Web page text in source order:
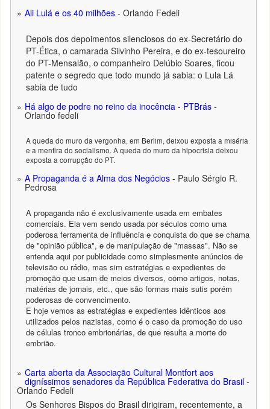
Ali Lulá e os 40 milhões - Orlando Fedeli
Depois dos depoimentos silenciosos do ex-Secretário do
PT-Ética, o camarada Silvinho Pereira, e do ex-tesoureiro
do PT-Mensalão, o companheiro Delúbio Soares, ficou
patente o segredo que todo mundo já sabia: o Lula Lá
sabia de tudo
Há algo de podre no reino da inocência - PTBrás -
Orlando fedeli
A queda do muro da vergonha, em Berlim, deixou exposta a miséria
e a mentira do socialismo. A queda do muro da hipocrisia deixou
exposta a corrupção do PT.
A Propaganda é a Alma dos Negócios - Paulo Sérgio R.
Pedrosa
A propaganda não é exclusivamente usada em embates
comerciais. Ela vem sendo usada por séculos como uma
poderosa ferramenta de influência e conquista do que se chama
de "opinião pública", e de manipulação de "massas". Não se
entenda aqui por publicidade como simplesmente anúncios de
televisão ou rádio, mas sim estratégias e expedientes de
promoção que usam de meios diversos, como artigos, notas,
matérias de jornais, etc., que são formas mais sutis porém
poderosas de convencimento.
E hoje vemos as estratégias e expedientes idênticos aos
utilizados pelos nazistas, como é o caso da promoção do uso
de células tronco embrionárias, de que resulta a morte do
embrião.
Carta aberta da Associação Cultural Montfort aos
digníssimos senadores da República Federativa do Brasil -
Orlando Fedeli
Os Senhores Bispos do Brasil dirigiram, recentemente, a